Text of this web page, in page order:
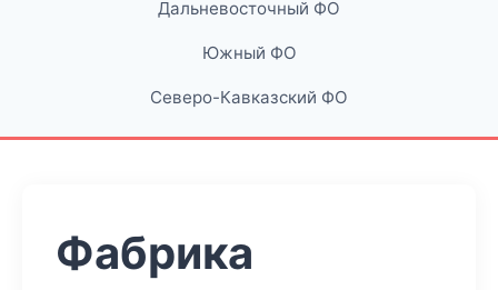
Дальневосточный ФО
Южный ФО
Северо-Кавказский ФО
Фабрика